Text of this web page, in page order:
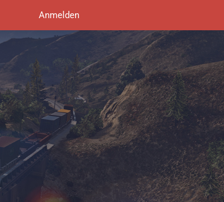
Anmelden